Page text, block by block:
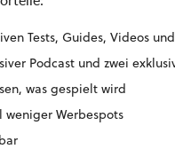
Tests, Guides, Videos
Podcast und zwei
was gespielt wird
weniger Werbespots